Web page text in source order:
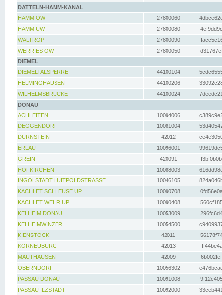
DATTELN-HAMM-KANAL
HAMM OW
27800060
HAMM UW
27800080
WALTROP
27800090
WERRIES OW
27800050
DIEMEL
DIEMELTALSPERRE
44100104
HELMINGHAUSEN
44100206
WILHELMSBRÜCKE
44100024
DONAU
ACHLEITEN
10094006
DEGGENDORF
10081004
DÜRNSTEIN
42012
ERLAU
10096001
GREIN
420091
HOFKIRCHEN
10088003
INGOLSTADT LUITPOLDSTRASSE
10046105
KACHLET SCHLEUSE UP
10090708
KACHLET WEHR UP
10090408
KELHEIM DONAU
10053009
KELHEIMWINZER
10054500
KIENSTOCK
42011
KORNEUBURG
42013
MAUTHAUSEN
42009
OBERNDORF
10056302
PASSAU DONAU
10091008
PASSAU ILZSTADT
10092000